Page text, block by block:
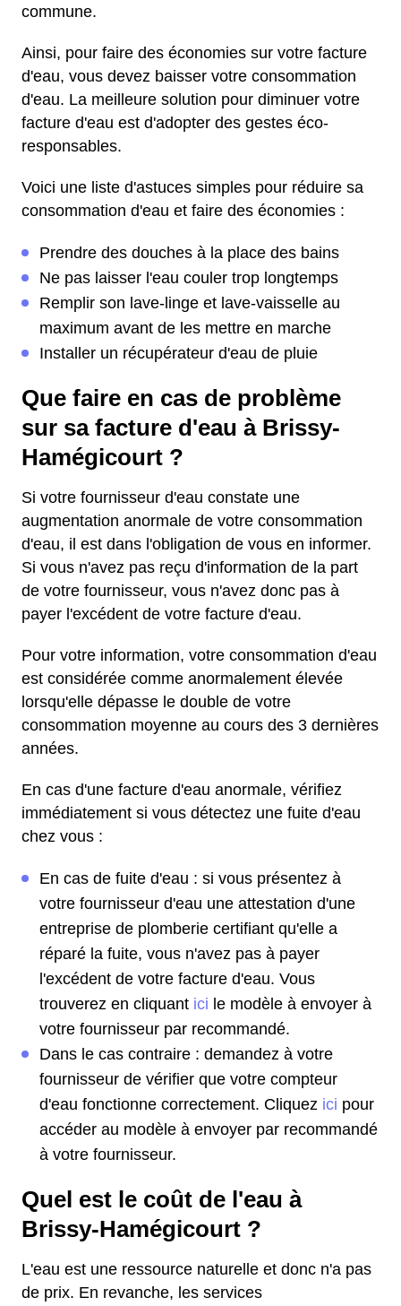
commune.
Ainsi, pour faire des économies sur votre facture
d'eau, vous devez baisser votre consommation
d'eau. La meilleure solution pour diminuer votre
facture d'eau est d'adopter des gestes éco-
responsables.
Voici une liste d'astuces simples pour réduire sa
consommation d'eau et faire des économies :
Prendre des douches à la place des bains
Ne pas laisser l'eau couler trop longtemps
Remplir son lave-linge et lave-vaisselle au
maximum avant de les mettre en marche
Installer un récupérateur d'eau de pluie
Que faire en cas de problème
sur sa facture d'eau à Brissy-
Hamégicourt ?
Si votre fournisseur d'eau constate une
augmentation anormale de votre consommation
d'eau, il est dans l'obligation de vous en informer.
Si vous n'avez pas reçu d'information de la part
de votre fournisseur, vous n'avez donc pas à
payer l'excédent de votre facture d'eau.
Pour votre information, votre consommation d'eau
est considérée comme anormalement élevée
lorsqu'elle dépasse le double de votre
consommation moyenne au cours des 3 dernières
années.
En cas d'une facture d'eau anormale, vérifiez
immédiatement si vous détectez une fuite d'eau
chez vous :
En cas de fuite d'eau : si vous présentez à
votre fournisseur d'eau une attestation d'une
entreprise de plomberie certifiant qu'elle a
réparé la fuite, vous n'avez pas à payer
l'excédent de votre facture d'eau. Vous
trouverez en cliquant ici le modèle à envoyer à
votre fournisseur par recommandé.
Dans le cas contraire : demandez à votre
fournisseur de vérifier que votre compteur
d'eau fonctionne correctement. Cliquez ici pour
accéder au modèle à envoyer par recommandé
à votre fournisseur.
Quel est le coût de l'eau à
Brissy-Hamégicourt ?
L'eau est une ressource naturelle et donc n'a pas
de prix. En revanche, les services